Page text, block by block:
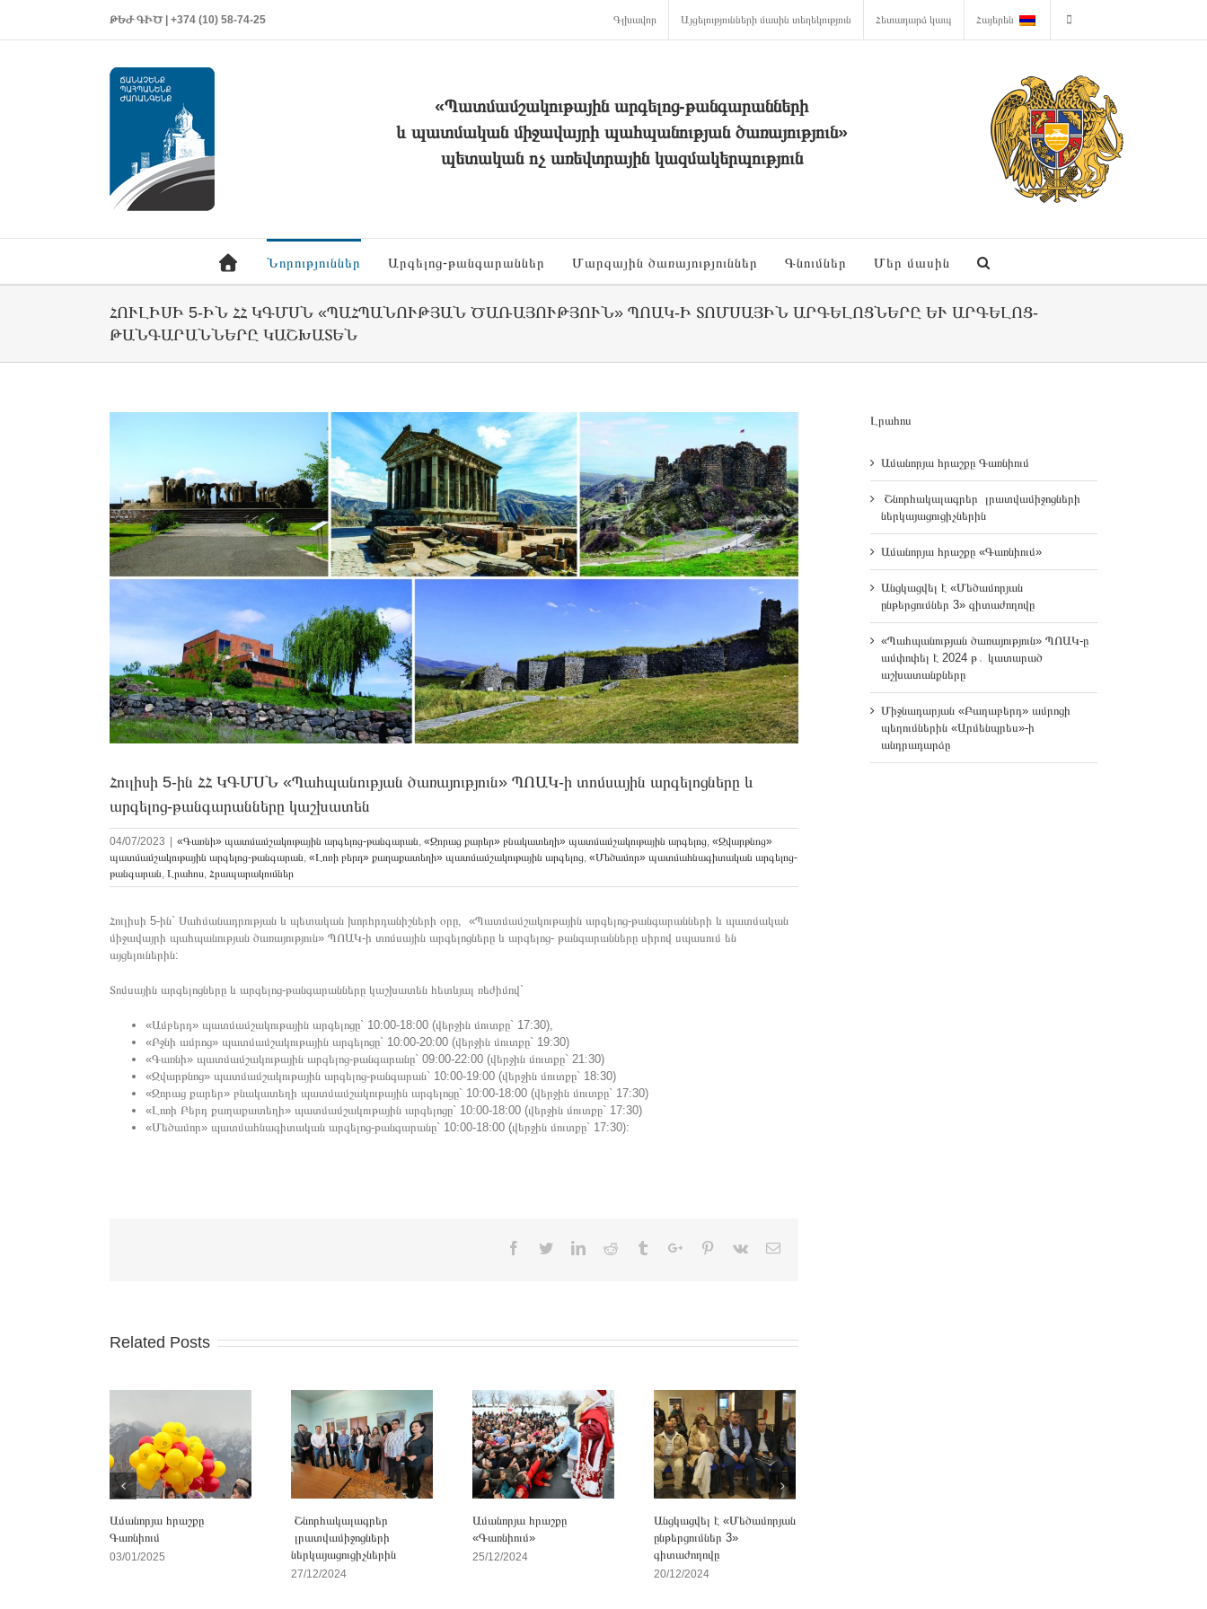
ԹԵԺ ԳԻԾ | +374 (10) 58-74-25 Գլխավոր Այցելությունների մասին տեղեկություն Հետադարձ կապ Հայերեն
«Պատմամշակութային արգելոց-թանգարանների
և պատմական միջավայրի պահպանության ծառայություն»
պետական ոչ առեվտրային կազմակերպություն
Նորություններ Արգելոց-թանգարաններ Մարզային ծառայություններ Գնումներ Մեր մասին
ՀՈՒԼԻՍԻ 5-ԻՆ ՀՀ ԿԳՄՍՆ «ՊԱՀՊԱՆՈՒԹՅԱՆ ԾԱՌԱՅՈՒԹՅՈՒՆ» ՊՈԱԿ-Ի ՏՈՄՍԱՅԻՆ ԱՐԳԵԼՈՑՆԵՐԸ ԵՒ ԱՐԳԵԼՈՑ-Թ
ԱՆԳԱՐԱՆՆԵՐԸ ԿԱՇԽԱՏԵՆ
Հուլիսի 5-ին ՀՀ ԿԳՄՍՆ «Պահպանության ծառայություն» ՊՈԱԿ-ի տոմսային արգելոցները և
արգելոց-թանգարանները կաշխատեն
04/07/2023 | «Գառնի» պատմամշակութային արգելոց-թանգարան «Զորաց քարեր» բնակատեղի» պատմամշակութային արգելոց «Զվարթնոց»
պատմամշակութային արգելոց-թանգարան «Լոռի բերդ» քաղաքատեղի» պատմամշակութային արգելոց «Մեծամոր» պատմահնագիտական արգելոց-
թանգարան Լրահոս Հրապարակումներ
Հուլիսի 5-ին` Սահմանադրության և պետական խորհրդանիշների օրը, «Պատմամշակութային արգելոց-թանգարանների և պատմական
միջավայրի պահպանության ծառայություն» ՊՈԱԿ-ի տոմսային արգելոցները և արգելոց- թանգարանները սիրով սպասում են
այցելուներին:
Տոմսային արգելոցները և արգելոց-թանգարանները կաշխատեն հետևյալ ռեժիմով`
«Ամբերդ» պատմամշակութային արգելոցը` 10:00-18:00 (վերջին մուտքը` 17:30),
«Բջնի ամրոց» պատմամշակութային արգելոցը` 10:00-20:00 (վերջին մուտքը` 19:30)
«Գառնի» պատմամշակութային արգելոց-թանգարանը` 09:00-22:00 (վերջին մուտքը` 21:30)
«Զվարթնոց» պատմամշակութային արգելոց-թանգարան` 10:00-19:00 (վերջին մուտքը` 18:30)
«Զորաց քարեր» բնակատեղի պատմամշակութային արգելոցը` 10:00-18:00 (վերջին մուտքը` 17:30)
«Լոռի Բերդ քաղաքատեղի» պատմամշակութային արգելոցը` 10:00-18:00 (վերջին մուտքը` 17:30)
«Մեծամոր» պատմահնագիտական արգելոց-թանգարանը` 10:00-18:00 (վերջին մուտքը` 17:30):
Facebook
TwitterLinkedinReddit TumblrGoogle+Pinterest
Vk Email
Related Posts
Ամանորյա հրաշքը
Գառնիում
03/01/2025
Շնորհակալագրեր
լրատվամիջոցների
ներկայացուցիչներին
27/12/2024
Ամանորյա հրաշքը
«Գառնիում»
25/12/2024
Անցկացվել է «Մեծամորյան
ընթերցումներ 3»
գիտաժողովը
20/12/2024
Լրահոս
Ամանորյա հրաշքը Գառնիում
Շնորհակալագրեր լրատվամիջոցների
ներկայացուցիչներին
Ամանորյա հրաշքը «Գառնիում»
Անցկացվել է «Մեծամորյան
ընթերցումներ 3» գիտաժողովը
«Պահպանության ծառայություն» ՊՈԱԿ-ը
ամփոփել է 2024 թ․ կատարած
աշխատանքները
Միջնադարյան «Բաղաբերդ» ամրոցի
պեղումներին «Արմենպրես»-ի
անդրադարձը